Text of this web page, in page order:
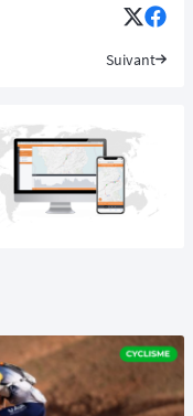
Suivant